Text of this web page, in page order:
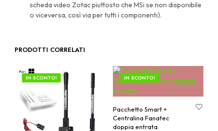
scheda video Zotac piuttosto che MSi se non disponibile
o viceversa, così via per tutti i componenti).
PRODOTTI CORRELATI
IN SCONTO! IN SCONTO!
Pacchetto Smart +
Centralina Fanatec
doppia entrata.